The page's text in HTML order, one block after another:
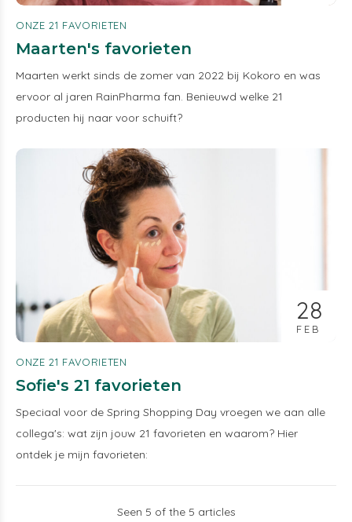
ONZE 21 FAVORIETEN
Maarten's favorieten
Maarten werkt sinds de zomer van 2022 bij Kokoro en was
ervoor al jaren RainPharma fan. Benieuwd welke 21
producten hij naar voor schuift?
28
FEB
ONZE 21 FAVORIETEN
Sofie's 21 favorieten
Speciaal voor de Spring Shopping Day vroegen we aan alle
collega's: wat zijn jouw 21 favorieten en waarom? Hier
ontdek je mijn favorieten:
Seen 5 of the 5 articles